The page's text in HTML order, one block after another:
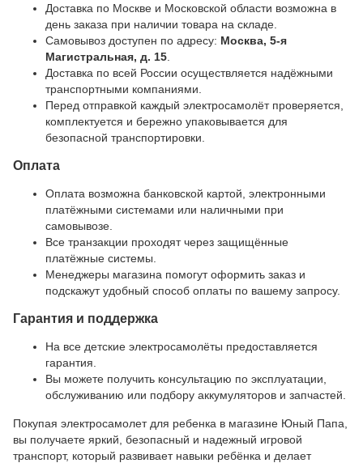
Доставка по Москве и Московской области возможна в
день заказа при наличии товара на складе.
Самовывоз доступен по адресу: Москва, 5-я
Магистральная, д. 15
Доставка по всей России осуществляется надёжными
транспортными компаниями.
Перед отправкой каждый электросамолёт проверяется,
комплектуется и бережно упаковывается для
безопасной транспортировки.
Оплата
Оплата возможна банковской картой, электронными
платёжными системами или наличными при
самовывозе.
Все транзакции проходят через защищённые
платёжные системы.
Менеджеры магазина помогут оформить заказ и
подскажут удобный способ оплаты по вашему запросу.
Гарантия и поддержка
На все детские электросамолёты предоставляется
гарантия.
Вы можете получить консультацию по эксплуатации,
обслуживанию или подбору аккумуляторов и запчастей.
Покупая электросамолет для ребенка в магазине Юный Папа,
вы получаете яркий, безопасный и надежный игровой
транспорт, который развивает навыки ребёнка и делает